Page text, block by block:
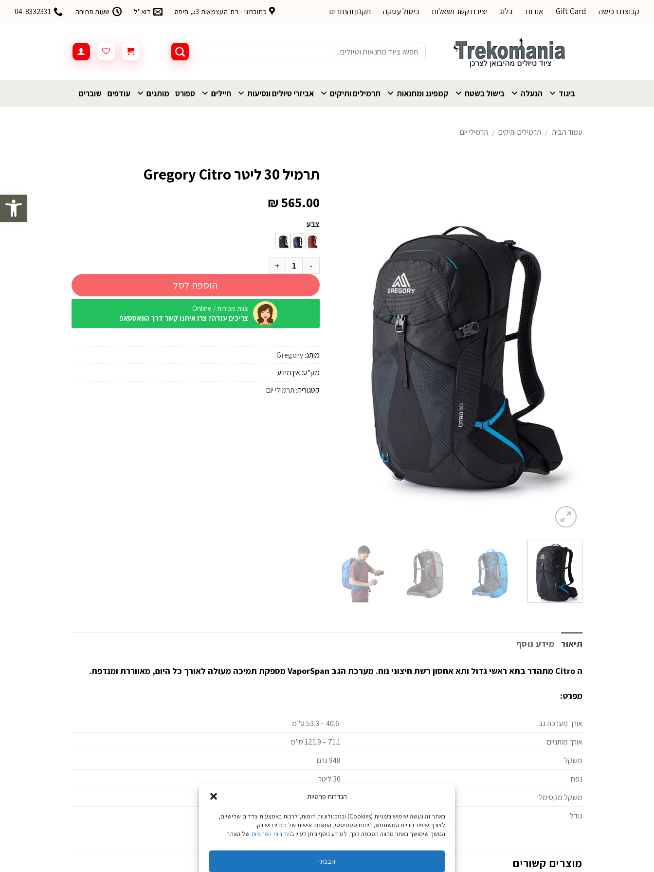
פתח
הגדרות פרטיות
באתר זה נעשה שימוש בעוגיות (Cookies) ובטכנולוגיות דומות, לרבות באמצעות צדדים שלישיים,
לצורך שיפור חוויית המשתמש, ניתוח סטטיסטי, התאמה אישית של תכנים ושיווק.
המשך שימושך באתר מהווה הסכמה לכך. למידע נוסף ניתן לעיין במדיניות הפרטיות של האתר.
הבנתי
קבוצת רכישה Gift Card אודות בלוג יצירת קשר ושאלות ביטול עסקה תקנון והחזרים כתובתנו - רח' העצמאות 53, חיפה דוא"ל שעות פתיחה 04-8332331
חיפוש
עבור:
ביגוד הנעלה בישול בשטח קמפינג ומחנאות תרמילים ותיקים אביזרי טיולים ונסיעות חיילים ספורט מותגים עודפים שוברים
עמוד הבית / תרמילים ותיקים / תרמילי יום
תרמיל 30 ליטר Gregory Citro
₪565.00
צבע
כמות של תרמיל 30 ליטר Gregory Citro
הוספה לסל
צוות מכירות / Online
צריכים עזרה? צרו איתנו קשר דרך הוואטסאפ
מותג:Gregory
מק"ט:אין מידע
קטגוריה: תרמילי יום
תיאור מידע נוסף
ה Citro מתהדר בתא ראשי גדול ותא אחסון רשת חיצוני נוח. מערכת הגב VaporSpan מספקת תמיכה מעולה לאורך כל היום, מאווררת ומנדפת.
מפרט:
אורך מערכת גב
אורך מותניים
71.1 – 121.9 ס"מ
משקל
948 גרם
נפח
30 ליטר
משקל מקסימלי
11.3 ק"ג
גודל
55X30X24.5 ס"מ
מוצרים קשורים